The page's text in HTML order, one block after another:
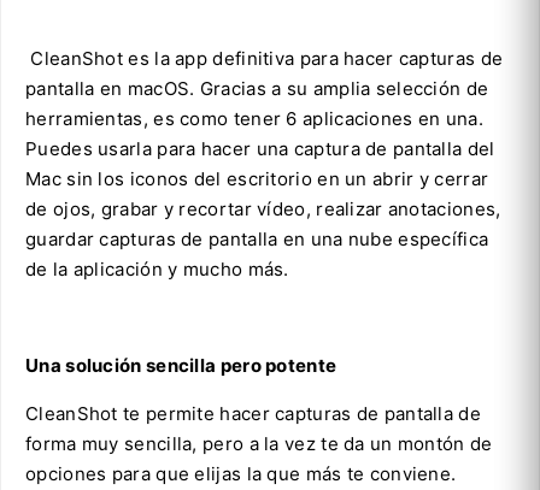
CleanShot es la app definitiva para hacer capturas de
pantalla en macOS. Gracias a su amplia selección de
herramientas, es como tener 6 aplicaciones en una.
Puedes usarla para hacer una captura de pantalla del
Mac sin los iconos del escritorio en un abrir y cerrar
de ojos, grabar y recortar vídeo, realizar anotaciones,
guardar capturas de pantalla en una nube específica
de la aplicación y mucho más.
Una solución sencilla pero potente
CleanShot te permite hacer capturas de pantalla de
forma muy sencilla, pero a la vez te da un montón de
opciones para que elijas la que más te conviene.